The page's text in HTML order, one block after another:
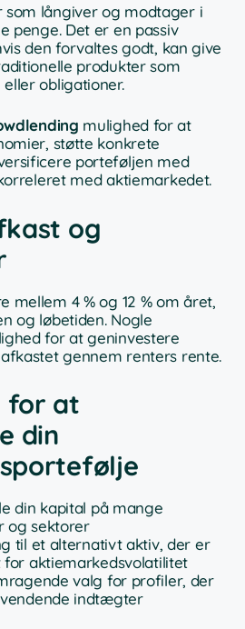
som långiver og modtager i
penge. Det er en passiv
den forvaltes godt, kan give
produkter som
obligationer.
mulighed for at
støtte konkrete
porteføljen med
med aktiemarkedet.
og
mellem 4 % og 12 % om året,
og løbetiden. Nogle
for at geninvestere
gennem renters rente.
for at
din
din kapital på mange
og sektorer
til et alternativt aktiv, der er
for aktiemarkedsvolatilitet
valg for profiler, der
indtægter